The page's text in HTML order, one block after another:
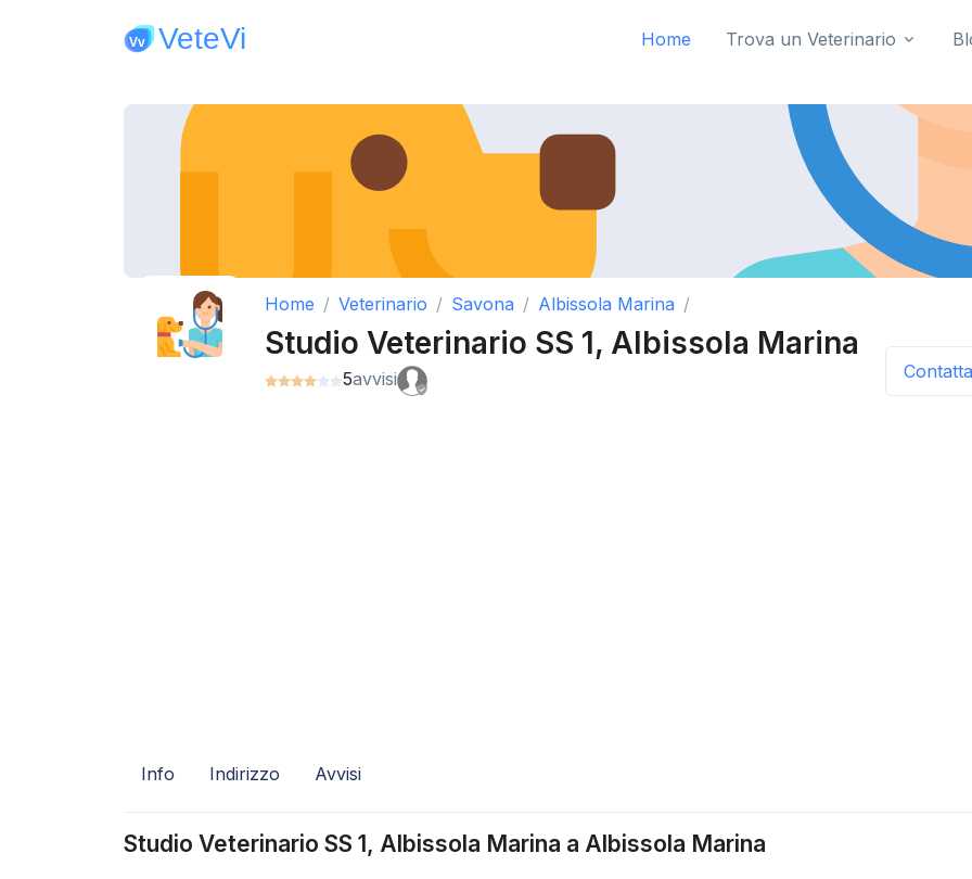
Home Trova un Veterinario
Home Veterinario Savona Albissola Marina
Studio Veterinario SS 1, Albissola Marina
5avvisi Contatta
Info Indirizzo Avvisi
Studio Veterinario SS 1, Albissola Marina a Albissola Marina